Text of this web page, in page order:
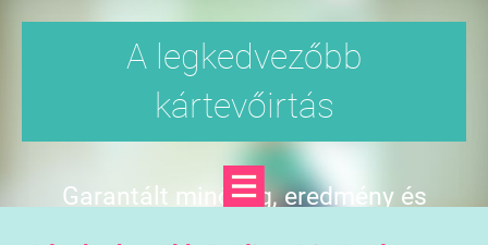
A legkedvezőbb
kártevőirtás
Garantált minőség, eredmény és